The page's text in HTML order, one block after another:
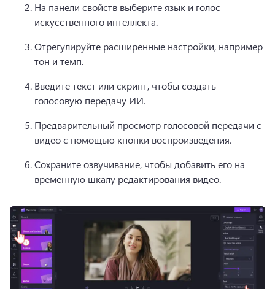
На панели свойств выберите язык и голос
искусственного интеллекта.
Отрегулируйте расширенные настройки, например
тон и темп.
Введите текст или скрипт, чтобы создать
голосовую передачу ИИ.
Предварительный просмотр голосовой передачи с
видео с помощью кнопки воспроизведения.
Сохраните озвучивание, чтобы добавить его на
временную шкалу редактирования видео.